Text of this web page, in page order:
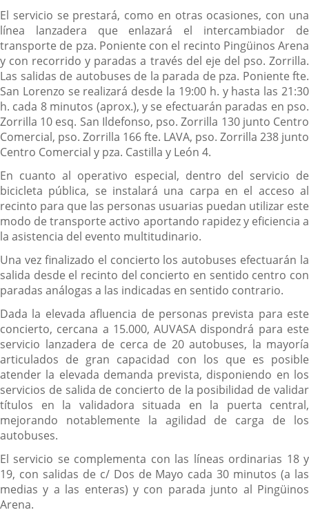
El servicio se prestará, como en otras ocasiones, con una
línea lanzadera que enlazará el intercambiador de
transporte de pza. Poniente con el recinto Pingüinos Arena
y con recorrido y paradas a través del eje del pso. Zorrilla.
Las salidas de autobuses de la parada de pza. Poniente fte.
San Lorenzo se realizará desde la 19:00 h. y hasta las 21:30
h. cada 8 minutos (aprox.), y se efectuarán paradas en pso.
Zorrilla 10 esq. San Ildefonso, pso. Zorrilla 130 junto Centro
Comercial, pso. Zorrilla 166 fte. LAVA, pso. Zorrilla 238 junto
Centro Comercial y pza. Castilla y León 4.
En cuanto al operativo especial, dentro del servicio de
bicicleta pública, se instalará una carpa en el acceso al
recinto para que las personas usuarias puedan utilizar este
modo de transporte activo aportando rapidez y eficiencia a
la asistencia del evento multitudinario.
Una vez finalizado el concierto los autobuses efectuarán la
salida desde el recinto del concierto en sentido centro con
paradas análogas a las indicadas en sentido contrario.
Dada la elevada afluencia de personas prevista para este
concierto, cercana a 15.000, AUVASA dispondrá para este
servicio lanzadera de cerca de 20 autobuses, la mayoría
articulados de gran capacidad con los que es posible
atender la elevada demanda prevista, disponiendo en los
servicios de salida de concierto de la posibilidad de validar
títulos en la validadora situada en la puerta central,
mejorando notablemente la agilidad de carga de los
autobuses.
El servicio se complementa con las líneas ordinarias 18 y
19, con salidas de c/ Dos de Mayo cada 30 minutos (a las
medias y a las enteras) y con parada junto al Pingüinos
Arena.